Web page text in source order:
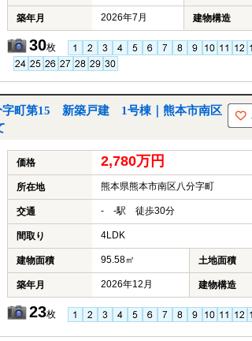
築年月 2026年7月 建物構造
30枚
字町第15 新築戸建 1号棟｜熊本市南区
価格 2,780万円
所在地 熊本県熊本市南区八分字町
交通 - -駅 徒歩30分
間取り 4LDK
建物面積 95.58㎡ 土地面積
築年月 2026年12月 建物構造
23枚